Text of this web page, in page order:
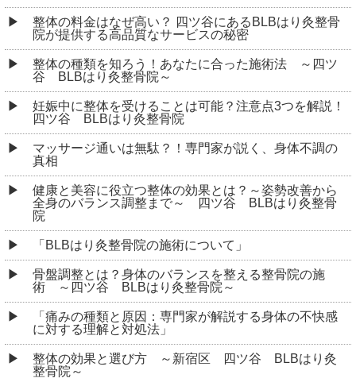
整体の料金はなぜ高い？ 四ツ谷にあるBLBはり灸整骨
院が提供する高品質なサービスの秘密
整体の種類を知ろう！あなたに合った施術法 ～四ツ
谷 BLBはり灸整骨院～
妊娠中に整体を受けることは可能？注意点3つを解説！
四ツ谷 BLBはり灸整骨院
マッサージ通いは無駄？！専門家が説く、身体不調の
真相
健康と美容に役立つ整体の効果とは？～姿勢改善から
全身のバランス調整まで～ 四ツ谷 BLBはり灸整骨
院
「BLBはり灸整骨院の施術について」
骨盤調整とは？身体のバランスを整える整骨院の施
術 ～四ツ谷 BLBはり灸整骨院～
「痛みの種類と原因：専門家が解説する身体の不快感
に対する理解と対処法」
整体の効果と選び方 ～新宿区 四ツ谷 BLBはり灸
整骨院～